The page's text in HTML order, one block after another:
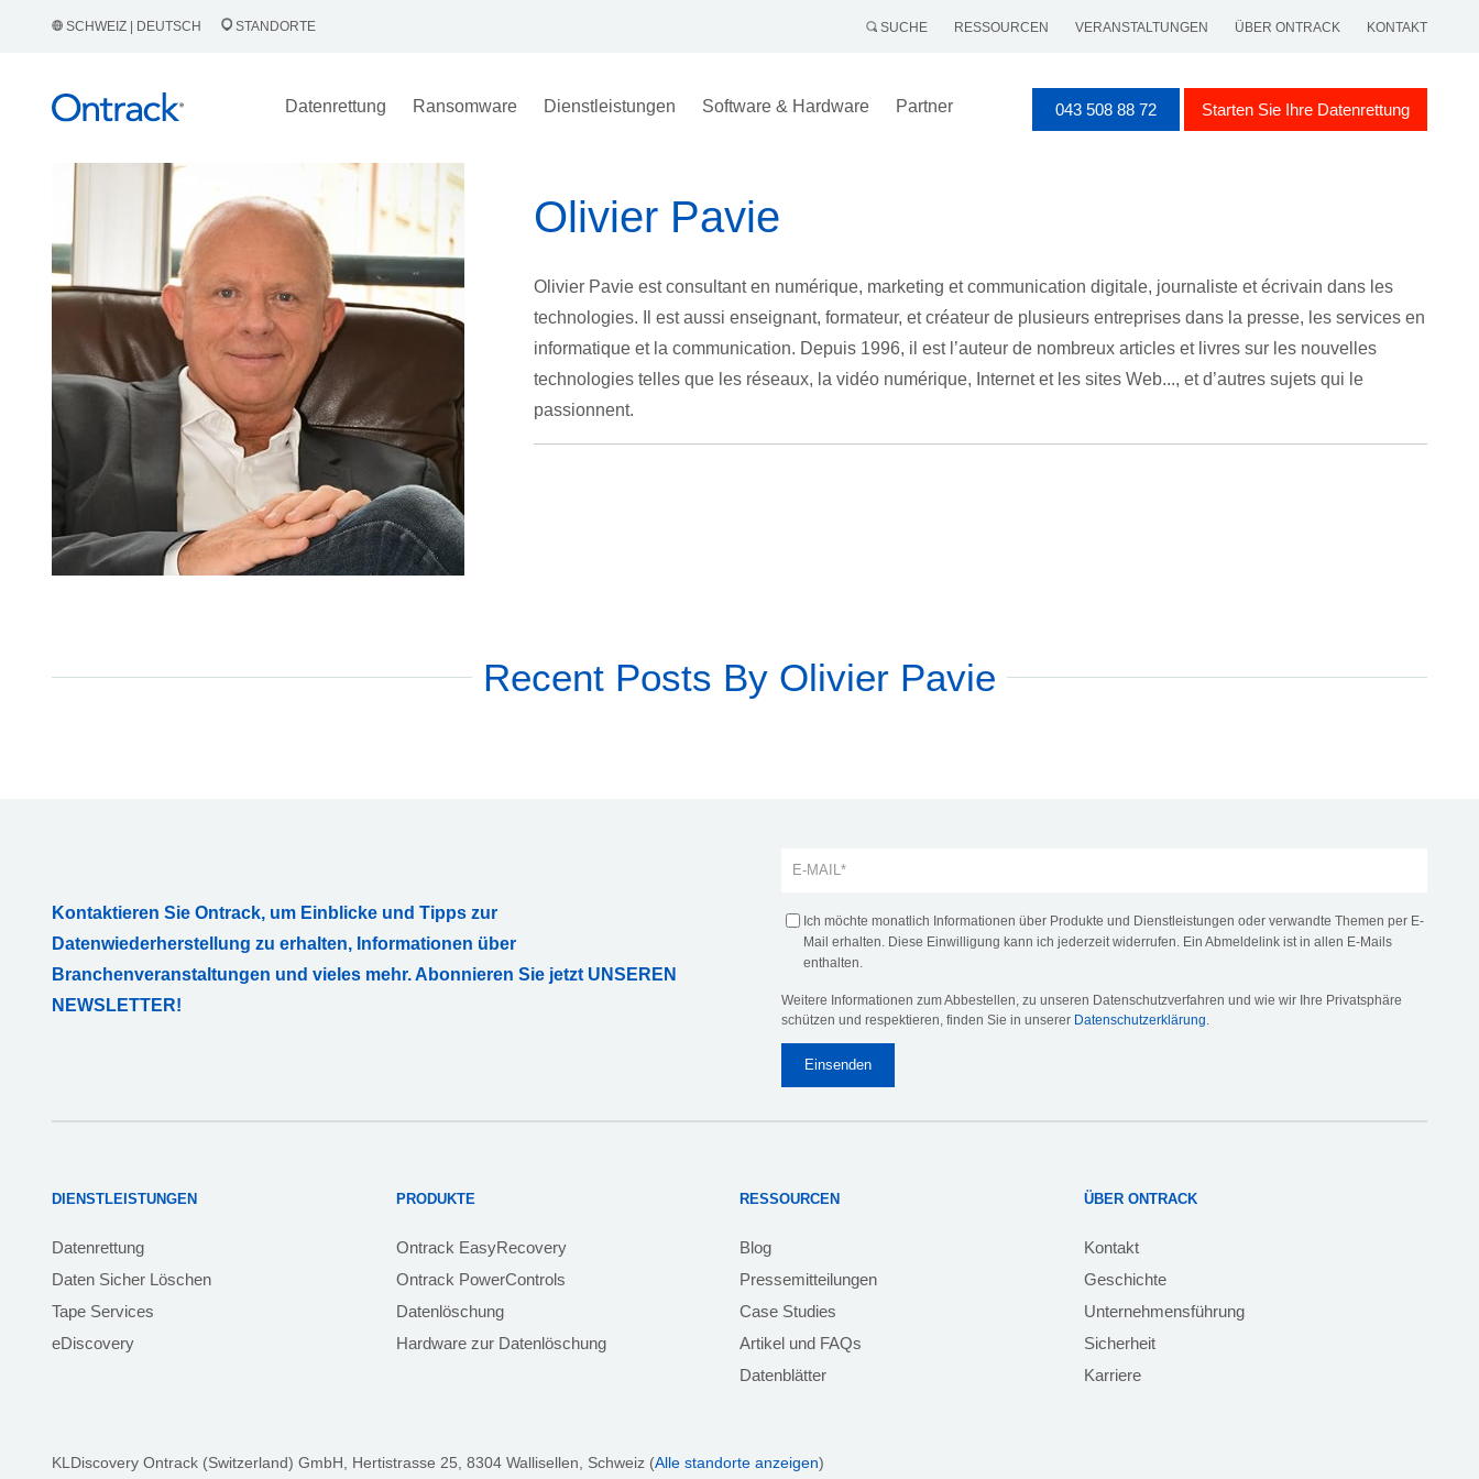
SCHWEIZ | DEUTSCH STANDORTE SUCHE RESSOURCEN VERANSTALTUNGEN ÜBER ONTRACK KONTAKT
Datenrettung Ransomware Dienstleistungen Software & Hardware Partner 043 508 88 72 Starten Sie Ihre Datenrettung
Olivier Pavie
Olivier Pavie est consultant en numérique, marketing et communication digitale, journaliste et écrivain dans les
technologies. Il est aussi enseignant, formateur, et créateur de plusieurs entreprises dans la presse, les services en
informatique et la communication. Depuis 1996, il est l’auteur de nombreux articles et livres sur les nouvelles
technologies telles que les réseaux, la vidéo numérique, Internet et les sites Web..., et d’autres sujets qui le
passionnent.
Recent Posts By Olivier Pavie
Kontaktieren Sie Ontrack, um Einblicke und Tipps zur
Datenwiederherstellung zu erhalten, Informationen über
Branchenveranstaltungen und vieles mehr. Abonnieren Sie jetzt UNSEREN
NEWSLETTER!
Ich möchte monatlich Informationen über Produkte und Dienstleistungen oder verwandte Themen per E-
Mail erhalten. Diese Einwilligung kann ich jederzeit widerrufen. Ein Abmeldelink ist in allen E-Mails
enthalten.
Weitere Informationen zum Abbestellen, zu unseren Datenschutzverfahren und wie wir Ihre Privatsphäre
schützen und respektieren, finden Sie in unserer Datenschutzerklärung.
DIENSTLEISTUNGEN
Datenrettung
Daten Sicher Löschen
Tape Services
eDiscovery
PRODUKTE
Ontrack EasyRecovery
Ontrack PowerControls
Datenlöschung
Hardware zur Datenlöschung
RESSOURCEN
Blog
Pressemitteilungen
Case Studies
Artikel und FAQs
Datenblätter
ÜBER ONTRACK
Kontakt
Geschichte
Unternehmensführung
Sicherheit
Karriere
KLDiscovery Ontrack (Switzerland) GmbH, Hertistrasse 25, 8304 Wallisellen, Schweiz (Alle standorte anzeigen)